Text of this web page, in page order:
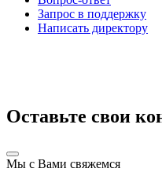
Запрос в поддержку
Написать директору
Оставьте свои
Мы с Вами свяжемся